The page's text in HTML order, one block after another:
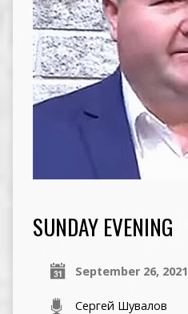
SUNDAY EVENING
September 26, 2021
Сергей Шувалов